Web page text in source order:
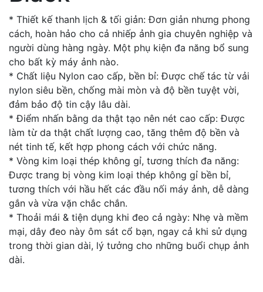
* Thiết kế thanh lịch & tối giản: Đơn giản nhưng phong
cách, hoàn hảo cho cả nhiếp ảnh gia chuyên nghiệp và
người dùng hàng ngày. Một phụ kiện đa năng bổ sung
cho bất kỳ máy ảnh nào.
* Chất liệu Nylon cao cấp, bền bỉ: Được chế tác từ vải
nylon siêu bền, chống mài mòn và độ bền tuyệt vời,
đảm bảo độ tin cậy lâu dài.
* Điểm nhấn bằng da thật tạo nên nét cao cấp: Được
làm từ da thật chất lượng cao, tăng thêm độ bền và
nét tinh tế, kết hợp phong cách với chức năng.
* Vòng kim loại thép không gỉ, tương thích đa năng:
Được trang bị vòng kim loại thép không gỉ bền bỉ,
tương thích với hầu hết các đầu nối máy ảnh, dễ dàng
gắn và vừa vặn chắc chắn.
* Thoải mái & tiện dụng khi đeo cả ngày: Nhẹ và mềm
mại, dây đeo này ôm sát cổ bạn, ngay cả khi sử dụng
trong thời gian dài, lý tưởng cho những buổi chụp ảnh
dài.